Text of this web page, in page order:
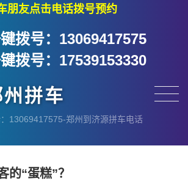
朋友点击电话拨号预约
拨号：13069417575
拨号：17539153330
拼车
13069417575-郑州到济源拼车电话
的“蛋糕”？